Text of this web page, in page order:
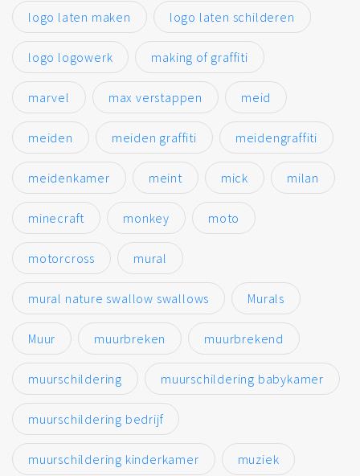
logo laten maken logo laten schilderen
logo logowerk making of graffiti
marvel max verstappen meid
meiden meiden graffiti meidengraffiti
meidenkamer meint mick milan
minecraft monkey moto
motorcross mural
mural nature swallow swallows Murals
Muur muurbreken muurbrekend
muurschildering muurschildering babykamer
muurschildering bedrijf
muurschildering kinderkamer muziek